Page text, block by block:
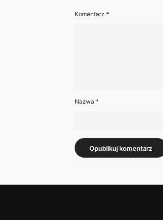
Komentarz *
Nazwa *